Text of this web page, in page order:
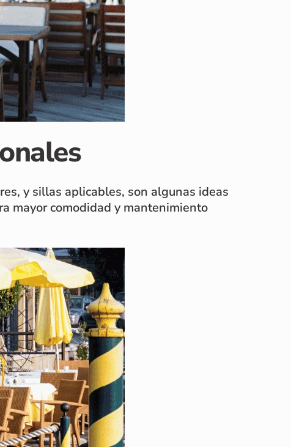
y sillas aplicables, son algunas ideas
mayor comodidad y mantenimiento